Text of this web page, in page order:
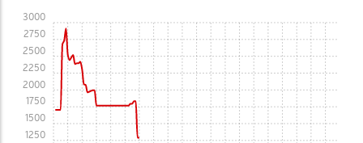
1250
1500
1750
2000
2250
2500
2750
3000